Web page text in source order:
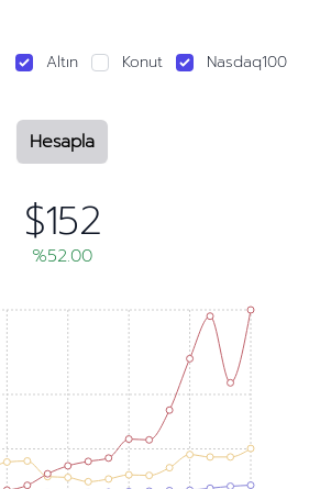
Altın Konut Nasdaq100
Hesapla
$152
%52.00